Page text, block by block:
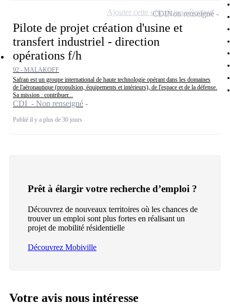
Pilote de projet création d'usine et
transfert industriel - direction
opérations f/h
92 - MALAKOFF
Safran est un groupe international de haute technologie opérant dans les domaines
de l'aéronautique (propulsion, équipements et intérieurs), de l'espace et de la défense.
Sa mission : contribuer...
CDI - Non renseigné
Publié il y a plus de 30 jours
CDINon renseigné
Ajouter cette offre à ma sélection
Prêt à élargir votre recherche d’emploi ?
Découvrez de nouveaux territoires où les chances de
trouver un emploi sont plus fortes en réalisant un
projet de mobilité résidentielle
Découvrez Mobiville
Votre avis nous intéresse